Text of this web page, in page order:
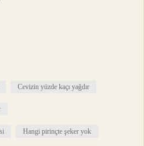
Cevizin yüzde kaçı yağdır
Hangi pirinçte şeker yok